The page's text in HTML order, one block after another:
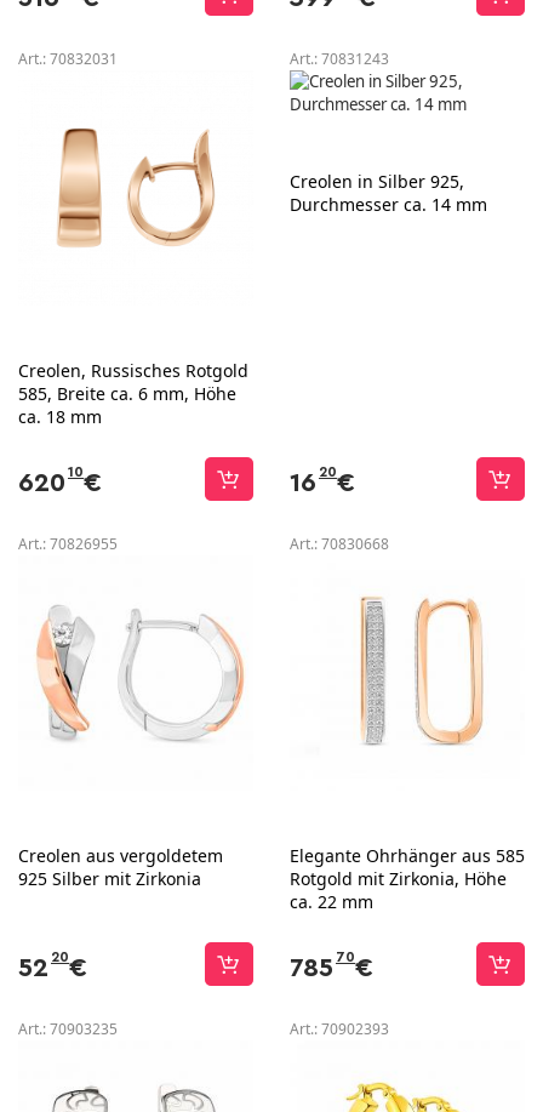
Art.:70832031
Creolen, Russisches Rotgold
585, Breite ca. 6 mm, Höhe
ca. 18 mm
620 10€
Art.:70831243
Creolen in Silber 925,
Durchmesser ca. 14 mm
16 20€
Art.:70826955
Creolen aus vergoldetem
925 Silber mit Zirkonia
52 20€
Art.:70830668
Elegante Ohrhänger aus 585
Rotgold mit Zirkonia, Höhe
ca. 22 mm
785 70€
Art.:70903235 Art.:70902393